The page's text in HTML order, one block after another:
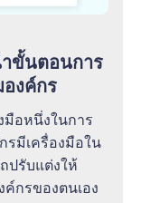
ขั้นตอนการ
งค์กร
มือหนึ่งในการ
รมีเครื่องมือใน
ปรับแต่งให้
กรของตนเอง